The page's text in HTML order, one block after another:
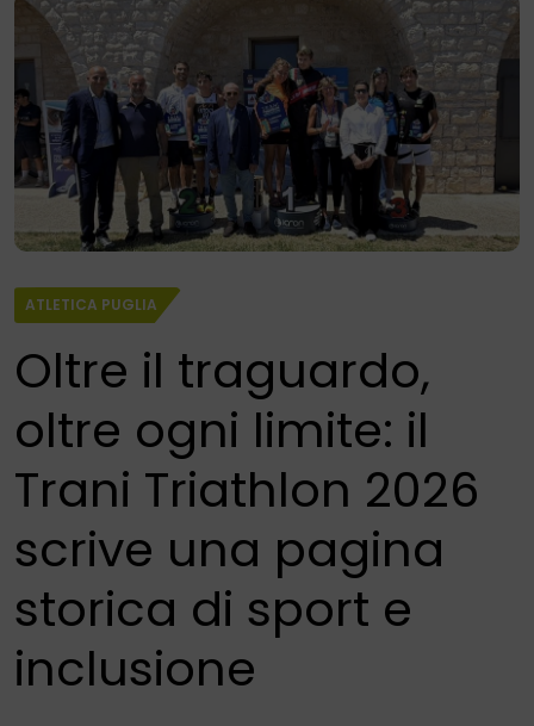
ATLETICA PUGLIA
Oltre il traguardo,
oltre ogni limite: il
Trani Triathlon 2026
scrive una pagina
storica di sport e
inclusione